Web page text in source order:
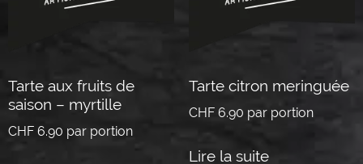
Tarte aux fruits de
saison – myrtille
CHF 6.90 par portion
Tarte citron meringuée
CHF6.90 par portion
Lire la suite